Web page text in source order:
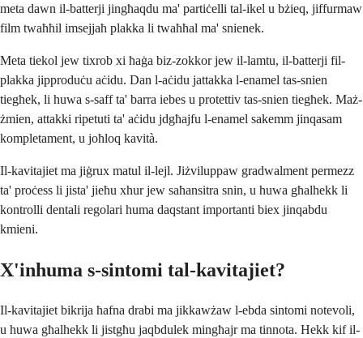
meta dawn il-batterji jingħaqdu ma' partiċelli tal-ikel u bżieq, jiffurmaw
film twaħħil imsejjaħ plakka li twaħħal ma' snienek.
Meta tiekol jew tixrob xi ħaġa biz-zokkor jew il-lamtu, il-batterji fil-
plakka jipproduċu aċidu. Dan l-aċidu jattakka l-enamel tas-snien
tiegħek, li huwa s-saff ta' barra iebes u protettiv tas-snien tiegħek. Maż-
żmien, attakki ripetuti ta' aċidu jdgħajfu l-enamel sakemm jinqasam
kompletament, u joħloq kavità.
Il-kavitajiet ma jiġrux matul il-lejl. Jiżviluppaw gradwalment permezz
ta' proċess li jista' jieħu xhur jew saħansitra snin, u huwa għalhekk li
kontrolli dentali regolari huma daqstant importanti biex jinqabdu
kmieni.
X'inhuma s-sintomi tal-kavitajiet?
Il-kavitajiet bikrija ħafna drabi ma jikkawżaw l-ebda sintomi notevoli,
u huwa għalhekk li jistgħu jaqbdulek mingħajr ma tinnota. Hekk kif il-